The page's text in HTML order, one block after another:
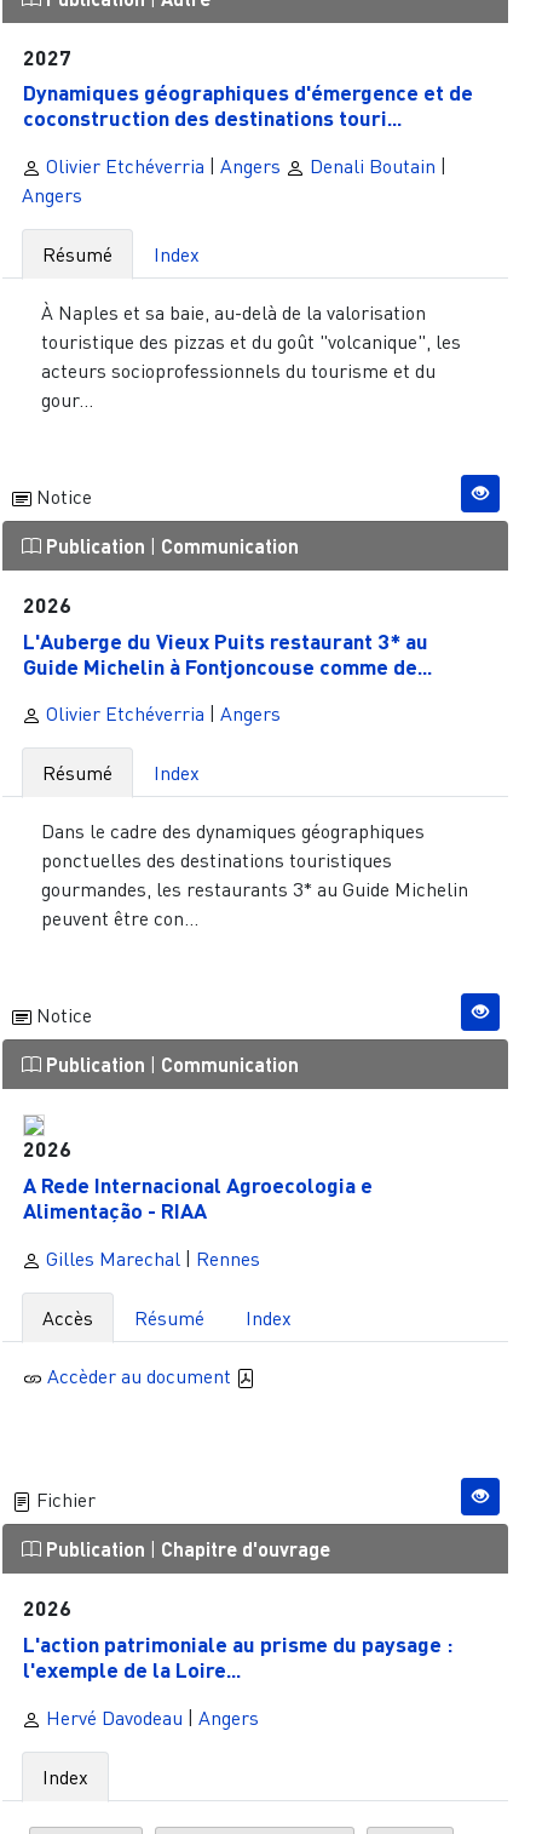
2027
Dynamiques géographiques d'émergence et de
coconstruction des destinations touri...
Olivier Etchéverria Angers Denali Boutain
Angers
Résumé Index
À Naples et sa baie, au-delà de la valorisation
touristique des pizzas et du goût "volcanique", les
acteurs socioprofessionnels du tourisme et du
gour...
Notice
Publication Communication
2026
L'Auberge du Vieux Puits restaurant 3* au
Guide Michelin à Fontjoncouse comme de...
Olivier Etchéverria Angers
Résumé Index
Dans le cadre des dynamiques géographiques
ponctuelles des destinations touristiques
gourmandes, les restaurants 3* au Guide Michelin
peuvent être con...
Notice
Publication Communication
2026
A Rede Internacional Agroecologia e
Alimentação - RIAA
Gilles Marechal | Rennes
Accès Résumé Index
Accèder au document
Fichier
Publication Chapitre d'ouvrage
2026
L'action patrimoniale au prisme du paysage :
l'exemple de la Loire...
Hervé Davodeau | Angers
Index